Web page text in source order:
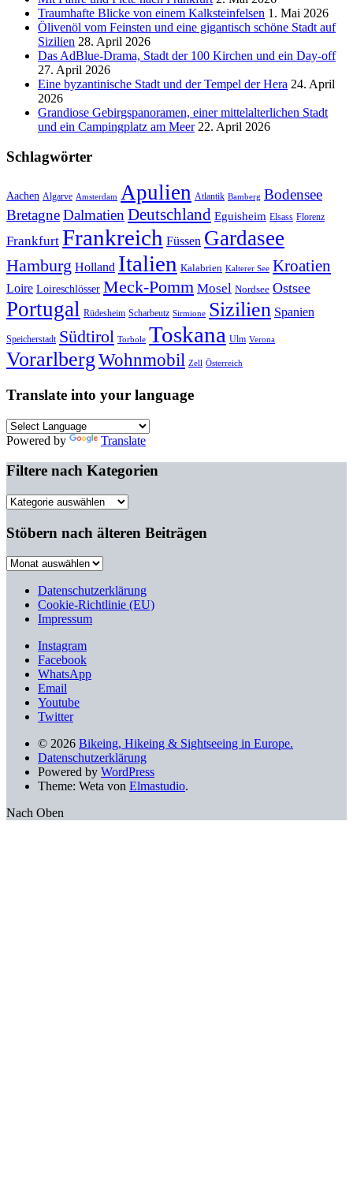
Traumhafte Blicke von einem Kalksteinfelsen 1. Mai 2026
Ölivenöl vom Feinsten und eine gigantisch schöne Stadt auf
Sizilien 28. April 2026
Das AdBlue-Drama, Stadt der 100 Kirchen und ein Day-off
27. April 2026
Eine byzantinische Stadt und der Tempel der Hera 24. April
2026
Grandiose Gebirgspanoramen, einer mittelalterlichen Stadt
und ein Campingplatz am Meer 22. April 2026
Schlagwörter
Aachen Algarve Amsterdam Apulien Atlantik Bamberg Bodensee
BretagneDalmatien Deutschland Eguisheim Elsass Florenz
Frankfurt Frankreich Füssen Gardasee
Hamburg Holland Italien Kalabrien Kalterer See Kroatien
Loire Loireschlösser Meck-Pomm Mosel Nordsee Ostsee
Portugal Rüdesheim Scharbeutz Sirmione Sizilien Spanien
Speicherstadt Südtirol Torbole Toskana Ulm Verona
VorarlbergWohnmobil Zell Österreich
Translate into your language
Powered by Translate
Filtere nach Kategorien
Filtere
Kategorien
Stöbern nach älteren Beiträgen
Stöbern
älteren
Beiträgen
Datenschutzerklärung
Cookie-Richtlinie (EU)
Impressum
Instagram
Facebook
WhatsApp
Email
Youtube
Twitter
© 2026 Bikeing, Hikeing & Sightseeing in Europe.
Datenschutzerklärung
Powered by WordPress
Theme: Weta von Elmastudio.
Nach Oben